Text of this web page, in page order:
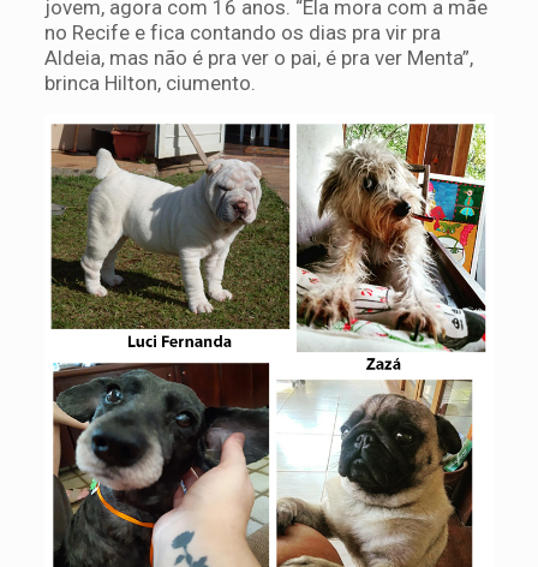
jovem, agora com 16 anos. “Ela mora com a mãe
no Recife e fica contando os dias pra vir pra
Aldeia, mas não é pra ver o pai, é pra ver Menta”,
brinca Hilton, ciumento.